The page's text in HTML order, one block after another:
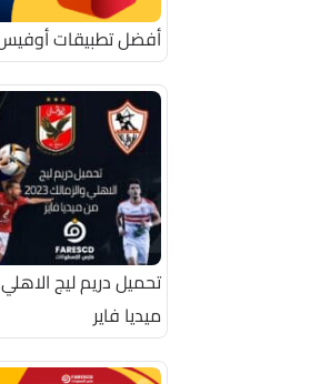
أفضل تطبيقات أوفيس
ميديا فاير